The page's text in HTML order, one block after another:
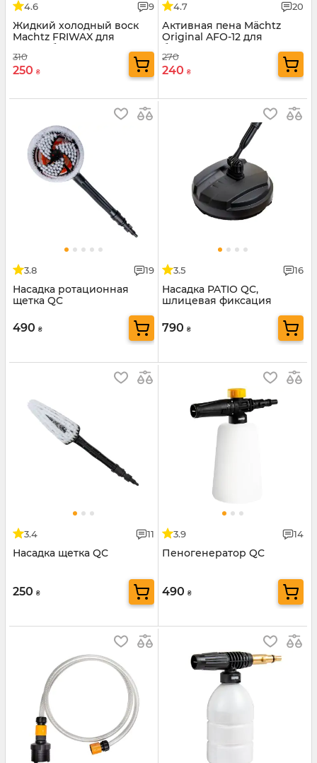
4.6 9
Жидкий холодный воск
Machtz FRIWAX для
автомобиля
310
250 ₴
4.7 20
Активная пена Mächtz
Original AFO-12 для
безконтактной мойки
авто
270
240 ₴
3.8 19
Насадка ротационная
щетка QC
490 ₴
3.5 16
Насадка PATIO QC,
шлицевая фиксация
790 ₴
3.4 11
Насадка щетка QC
250 ₴
3.9 14
Пеногенератор QC
490 ₴